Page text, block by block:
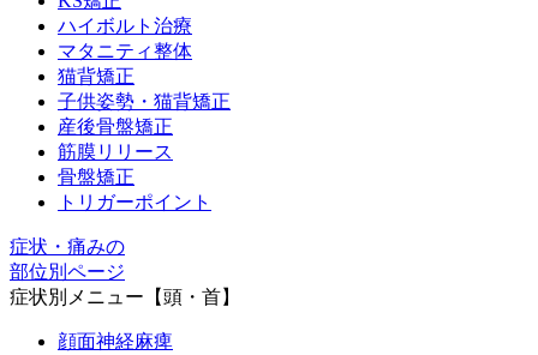
ハイボルト治療
マタニティ整体
猫背矯正
子供姿勢・猫背矯正
産後骨盤矯正
筋膜リリース
骨盤矯正
トリガーポイント
症状・痛みの
部位別ページ
症状別メニュー【頭・首】
顔面神経麻痺